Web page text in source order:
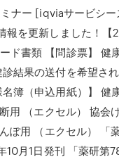
ナー [iqviaサービシ
報を更新しました！【
ド書類 【問診票】 健
診結果の送付を希望さ
簿（申込用紙）】 健
用 （エクセル） 協会
ぽ用 （エクセル） 「
10月1日発刊 「薬研第